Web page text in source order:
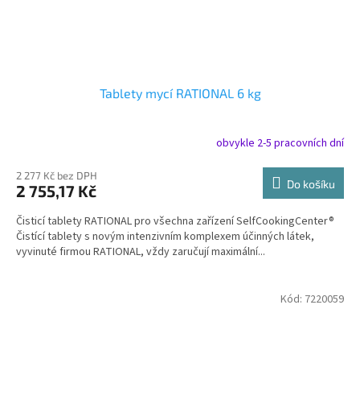
Tablety mycí RATIONAL 6 kg
obvykle 2-5 pracovních dní
2 277 Kč bez DPH
2 755,17 Kč Do košíku
Čisticí tablety RATIONAL pro všechna zařízení SelfCookingCenter®
Čistící tablety s novým intenzivním komplexem účinných látek,
vyvinuté firmou RATIONAL, vždy zaručují maximální...
Kód: 7220059